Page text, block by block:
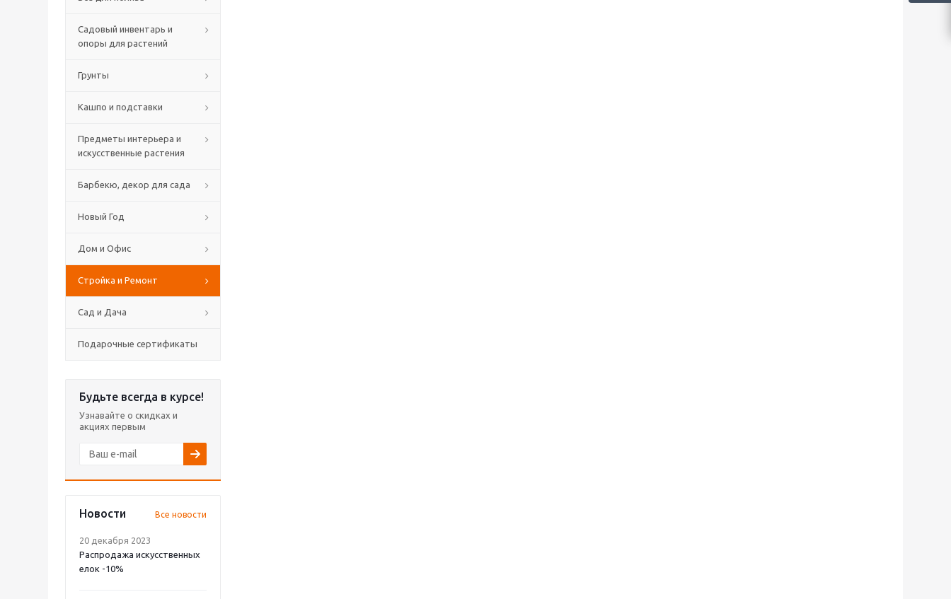
Садовый инвентарь и
опоры для растений
Грунты
Кашпо и подставки
Предметы интерьера и
искусственные растения
Барбекю, декор для сада
Новый Год
Дом и Офис
Стройка и Ремонт
Сад и Дача
Подарочные сертификаты
Будьте всегда в курсе!
Узнавайте о скидках и
акциях первым
Новости Все новости
20 декабря 2023
Распродажа искусственных
елок -10%